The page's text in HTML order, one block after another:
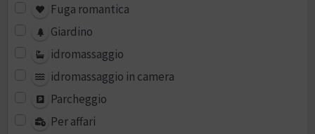
Fuga romantica
Giardino
idromassaggio
idromassaggio in camera
Parcheggio
Per affari